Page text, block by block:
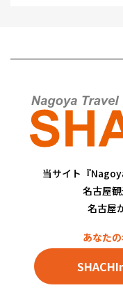
当サイト『
名古屋
名古屋